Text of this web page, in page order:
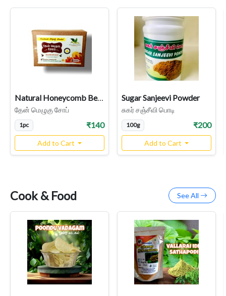
Natural Honeycomb Beeswax Soap Handcrafted, Handmade | Theanmelugu Soap
தேன் மெழுகு சோப்
1pc ₹140
Add to Cart
Sugar Sanjeevi Powder
சுகர் சஞ்சீவி பொடி
100g ₹200
Add to Cart
Cook & Food See All